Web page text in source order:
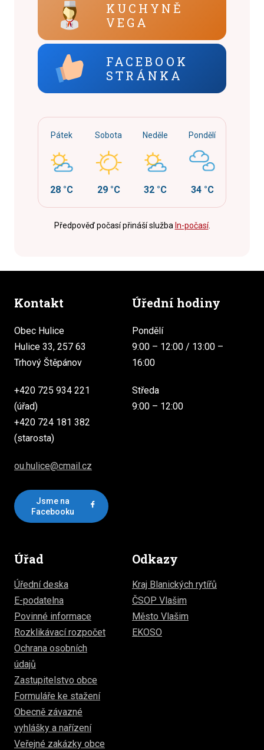
KUCHYNĚ
VEGA
FACEBOOK
STRÁNKA
Pátek
28 °C
Sobota
29 °C
Neděle
32 °C
Pondělí
34 °C
Předpověď počasí přináší služba In-počasí.
Kontakt
Obec Hulice
Hulice 33, 257 63
Trhový Štěpánov
+420 725 934 221
(úřad)
+420 724 181 382
(starosta)
ou.hulice@cmail.cz
Jsme na
Facebooku
Úřední hodiny
Pondělí
9:00 – 12:00 / 13:00 –
16:00
Středa
9:00 – 12:00
Úřad
Úřední deska
E-podatelna
Povinné informace
Rozklikávací rozpočet
Ochrana osobních
údajů
Zastupitelstvo obce
Formuláře ke stažení
Obecně závazné
vyhlášky a nařízení
Veřejné zakázky obce
Odkazy
Kraj Blanických rytířů
ČSOP Vlašim
Město Vlašim
EKOSO